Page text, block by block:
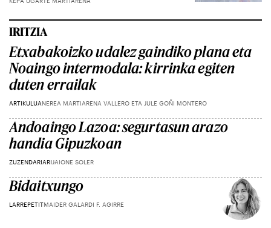
IRITZIA
Etxabakoizko udalez gaindiko plana eta
Noaingo intermodala: kirrinka egiten
duten errailak
ARTIKULUANEREA MARTIARENA VALLERO ETA JULE GOÑI MONTERO
Andoaingo Lazoa: segurtasun arazo
handia Gipuzkoan
ZUZENDARIARI JAIONE SOLER
Bidaitxungo
LARREPETITMAIDER GALARDI F. AGIRRE